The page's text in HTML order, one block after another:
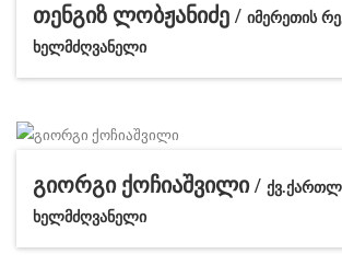
თენგიზ ლობჟანიძე / იმერეთის
ხელმძღვანელი
გიორგი ქოჩიაშვილი /
ხელმძღვანელი